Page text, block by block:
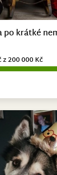
po krátké
z 200 000 Kč